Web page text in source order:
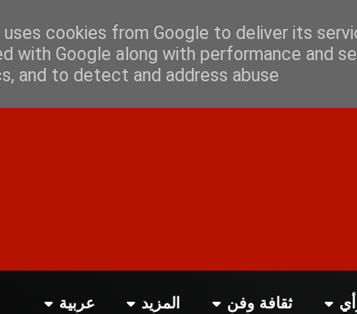
اقرأ الصحيفة PDF
ثقافة وفن المزيد عربية
cookies from Google to deliver its
with Google along with performance and
and to detect and address abuse.